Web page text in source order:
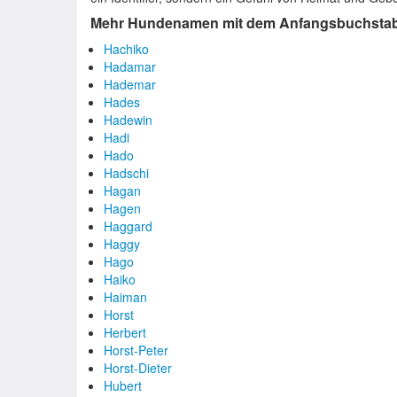
Mehr Hundenamen mit dem
Hachiko
Hadamar
Hademar
Hades
Hadewin
Hadi
Hado
Hadschi
Hagan
Hagen
Haggard
Haggy
Hago
Haiko
Haiman
Horst
Herbert
Horst-Peter
Horst-Dieter
Hubert